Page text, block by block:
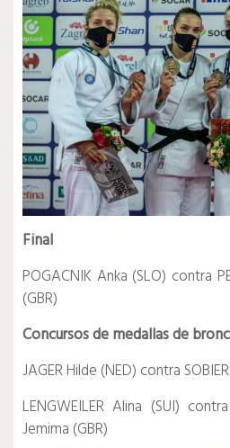
Final
POGACNIK Anka (SLO) contra
(GBR)
Concursos de medallas de
JAGER Hilde (NED) contra
LENGWEILER Alina (SUI)
Jemima (GBR)